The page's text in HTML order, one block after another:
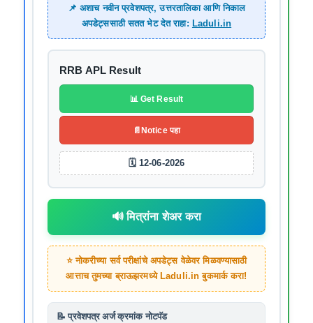
📌 अशाच नवीन प्रवेशपत्र, उत्तरतालिका आणि निकाल
अपडेट्ससाठी सतत भेट देत राहा: Laduli.in
RRB APL Result
📊 Get Result
📄Notice पहा
🗓️ 12-06-2026
🔊 मित्रांना शेअर करा
⭐ नोकरीच्या सर्व परीक्षांचे अपडेट्स वेळेवर मिळवण्यासाठी
आत्ताच तुमच्या ब्राऊझरमध्ये Laduli.in बुकमार्क करा!
📝 प्रवेशपत्र अर्ज क्रमांक नोटपॅड